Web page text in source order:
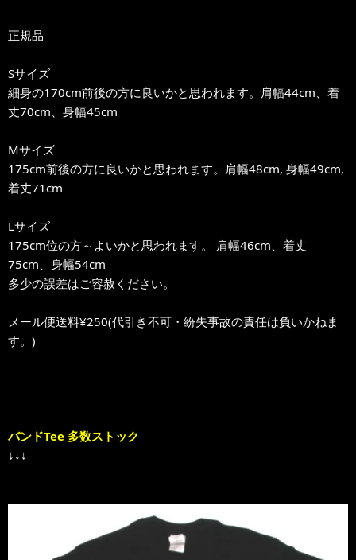
正規品
Sサイズ
細身の170cm前後の方に良いかと思われます。肩幅44cm、着
丈70cm、身幅45cm
Mサイズ
175cm前後の方に良いかと思われます。肩幅48cm, 身幅49cm,
着丈71cm
Lサイズ
175cm位の方～よいかと思われます。 肩幅46cm、着丈
75cm、身幅54cm
多少の誤差はご容赦ください。
メール便送料¥250(代引き不可・紛失事故の責任は負いかねま
す。)
バンドTee 多数ストック
↓↓↓